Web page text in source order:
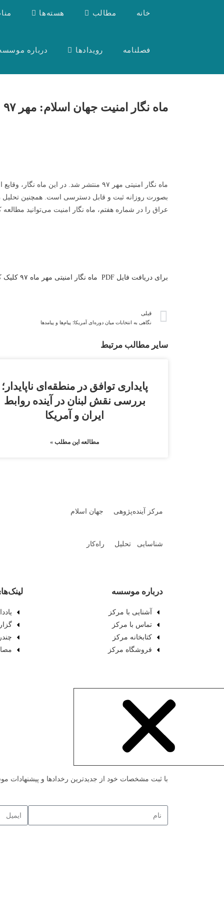
خانه مطالب هسته‌ها
فصلنامه رویدادها درباره
ماه نگار امنیت جهان اسلام: مهر ۹۷
بصورت روزانه ثبت و قابل دسترسی است. همچنین تحلیل
عراق را در شماره هفتم، ماه نگار امنیت می‌توانید مطالعه
برای دریافت فایل PDF ماه نگار امنیتی مهر ماه ۹۷ کلیک کنید.
قبلی
نگاهی به انتخابات میان دوره‌ای آمریکا؛ پیام‌ها و پیامدها
سایر مطالب مرتبط
پایداری توافق در منطقه‌ای ناپایدار؛
بررسی نقش لبنان در آینده روابط
ایران و آمریکا
مطالعه این مطلب »
مرکز آینده‌پژوهی جهان اسلام
شناسایی تحلیل راه‌کار
درباره موسسه
آشنایی با مرکز
تماس با مرکز
کتابخانه مرکز
فروشگاه مرکز
با ثبت مشخصات خود از جدیدترین رخدادها و پیشنهادات